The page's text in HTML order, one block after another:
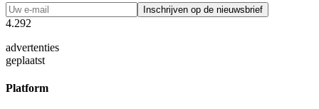
Inschrijven op de nieuwsbrief
4.292
advertenties
geplaatst
Platform